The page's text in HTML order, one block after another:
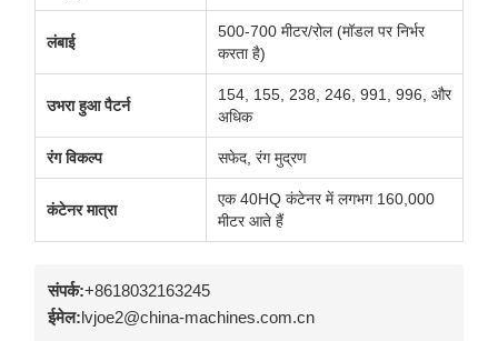
लंबाई
500-700 मीटर/रोल (मॉडल पर निर्भर
करता है)
उभरा हुआ पैटर्न
154, 155, 238, 246, 991, 996, और
अधिक
रंग विकल्प सफेद, रंग मुद्रण
कंटेनर मात्रा
एक 40HQ कंटेनर में लगभग 160,000
मीटर आते हैं
संपर्क:+8618032163245
ईमेल:lvjoe2@china-machines.com.cn